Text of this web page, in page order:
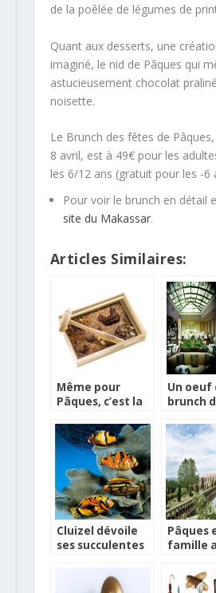
de la poêlée de légumes de
Quant aux desserts, une
imaginé, le nid de Pâques qui
astucieusement chocolat
noisette.
Le Brunch des fêtes de
8 avril, est à 49€ pour les
les 6/12 ans (gratuit pour les -6
Pour voir le brunch en détail
site du Makassar.
Articles Similaires:
Même pour
Pâques, c’est la
à la mode…
Un oeuf
brunch
Hyatt
Cluizel dévoile
ses succulentes
pour Pâques !
Pâques
famille
Minimes